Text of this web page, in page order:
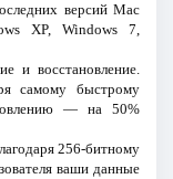
версий Mac
XP, Windows 7,
и восстановление.
самому быстрому
— на 50%
256-битному
ваши данные